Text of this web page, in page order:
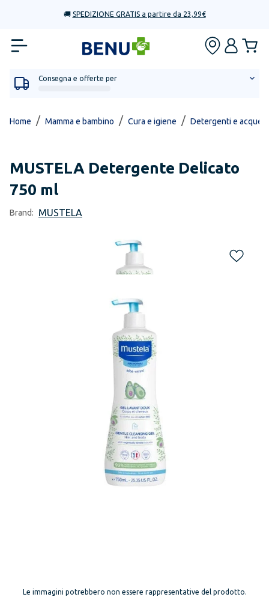
🚚 SPEDIZIONE GRATIS a partire da 23,99€
Consegna e offerte per
Home / Mamma e bambino / Cura e igiene / Detergenti e acque
MUSTELA Detergente Delicato
750 ml
Brand: MUSTELA
Le immagini potrebbero non essere rappresentative del prodotto.